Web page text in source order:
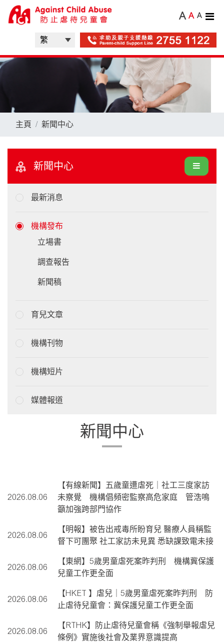
A A A
主頁 新聞中心
新聞中心
最新消息
機構發布
立場書
調查報告
新聞稿
育兒文章
機構刊物
機構短片
媒體報道
新聞中心
2026.08.06
【有線新聞】五歲童遭虐死｜社工三度家訪
未察覺 機構倡頻密監察高危家庭 管浩鳴
籲加強跨部門協作
2026.08.06
【明報】被告出戒毒所盼育兒 醫療人員稱監
督下可團聚 社工家訪未見異 悉缺課致電未接
2026.08.06
【東網】5歲男童虐死案昨判刑 機構冀保護
兒童工作更全面
2026.08.06
【HKET 】虐兒｜5歲男童虐死案昨判刑 防
止虐待兒童會：冀保護兒童工作更全面
2026.08.06
【RTHK】防止虐待兒童會稱《強制舉報虐兒
條例》實施後社會及業界意識提高